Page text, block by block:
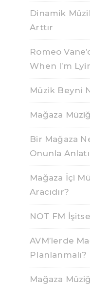
Dinamik
Arttır
Romeo
When I’m
Müzik Beyni
Mağaza
Bir Mağaza
Onunla
Mağaza İçi
Aracıdır?
NOT FM
AVM’lerde
Planlanmalı?
Mağaza